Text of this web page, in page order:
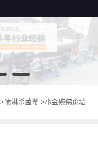
>喷淋杀菌釜 >小金碗佛跳墙